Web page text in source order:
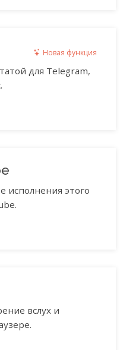
Новая функция
для Telegram,
исполнения этого
вслух и